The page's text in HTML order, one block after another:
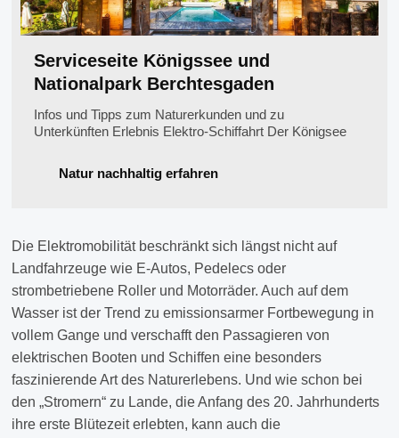
Serviceseite Königssee und
Nationalpark Berchtesgaden
Infos und Tipps zum Naturerkunden und zu
Unterkünften Erlebnis Elektro-Schiffahrt Der Königsee
lang, rund 1 km breit und hat einen Umfang von fast 20
km. Er ist knapp 200 m tief. Um den Königssee führen
Natur nachhaltig erfahren
Die Elektromobilität beschränkt sich längst nicht auf
Landfahrzeuge wie E-Autos, Pedelecs oder
strombetriebene Roller und Motorräder. Auch auf dem
Wasser ist der Trend zu emissionsarmer Fortbewegung in
vollem Gange und verschafft den Passagieren von
elektrischen Booten und Schiffen eine besonders
faszinierende Art des Naturerlebens. Und wie schon bei
den „Stromern“ zu Lande, die Anfang des 20. Jahrhunderts
ihre erste Blütezeit erlebten, kann auch die